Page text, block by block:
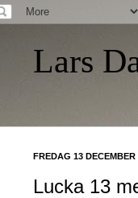
Lars
FREDAG 13 DECEMBER
Lucka 13